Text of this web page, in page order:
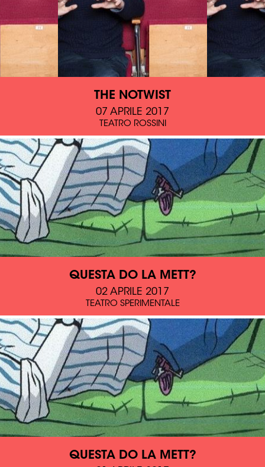
THE NOTWIST
07 APRILE 2017
TEATRO ROSSINI
QUESTA DO LA METT?
02 APRILE 2017
TEATRO SPERIMENTALE
QUESTA DO LA METT?